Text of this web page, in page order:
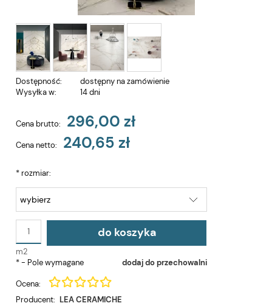
Dostępność:
dostępny na zamówienie
Wysyłka w:
14 dni
Cena brutto: 296,00 zł
Cena netto: 240,65 zł
*rozmiar:
m2
do koszyka
dodaj do przechowalni
*- Pole wymagane
Ocena:
Producent: LEA CERAMICHE